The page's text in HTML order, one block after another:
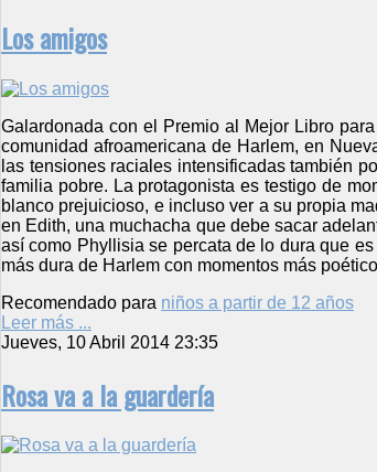
Los amigos
Galardonada con el Premio al Mejor Libro
comunidad afroamericana de Harlem, en
las tensiones raciales intensificadas también
familia pobre. La protagonista es testigo de
blanco prejuicioso, e incluso ver a su propia
en Edith, una muchacha que debe sacar
así como Phyllisia se percata de lo dura que
más dura de Harlem con momentos más
Recomendado para niños a partir de 12 años
Leer más ...
Jueves, 10 Abril 2014 23:35
Rosa va a la guardería